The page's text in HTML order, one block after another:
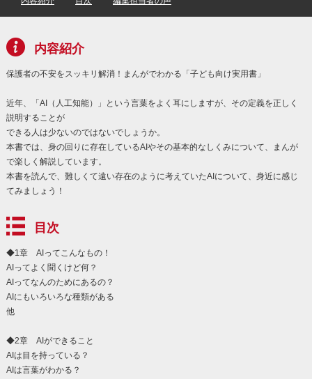
内容紹介
保護者の不安をスッキリ解消！まんがでわかる「子ども向け実用書」
近年、「AI（人工知能）」という言葉をよく耳にしますが、その定義を正しく
説明することが
できる人は少ないのではないでしょうか。
本書では、身の回りに存在しているAIやその基本的なしくみについて、まんが
で楽しく解説しています。
本書を読んで、難しくて遠い存在のように考えていたAIについて、身近に感じ
てみましょう！
目次
◆1章 AIってこんなもの！
AIってよく聞くけど何？
AIってなんのためにあるの？
AIにもいろいろな種類がある
他
◆2章 AIができること
AIは目を持っている？
AIは言葉がわかる？